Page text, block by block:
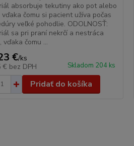
absorbuje tekutiny ako pot alebo
vďaka čomu si pacient užíva počas
veľké pohodlie. ODOLNOSŤ:
sa pri praní nekrčí a nestráca
vďaka čomu ...
€/ks
€ bez DPH Skladom 204 ks
Pridať do košíka